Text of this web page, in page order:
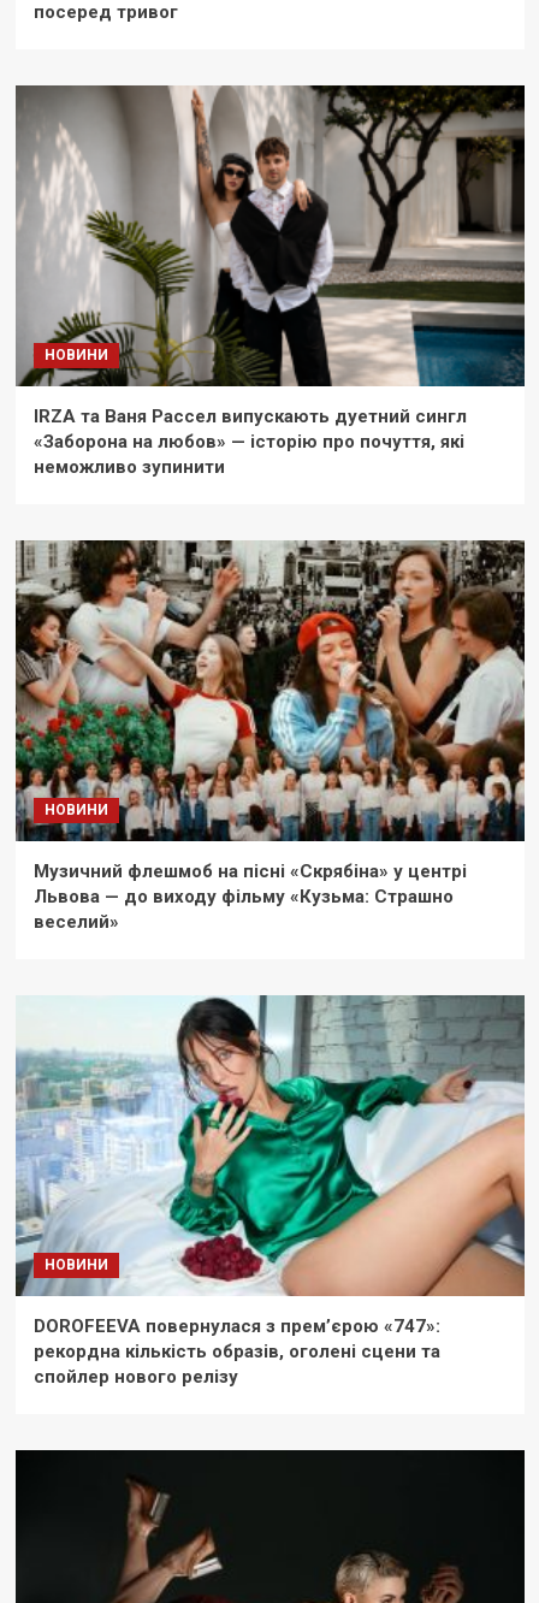
посеред тривог
НОВИНИ
IRZA та Ваня Рассел випускають дуетний сингл
«Заборона на любов» — історію про почуття, які
неможливо зупинити
НОВИНИ
Музичний флешмоб на пісні «Скрябіна» у центрі
Львова — до виходу фільму «Кузьма: Страшно
веселий»
НОВИНИ
DOROFEEVA повернулася з прем’єрою «747»:
рекордна кількість образів, оголені сцени та
спойлер нового релізу